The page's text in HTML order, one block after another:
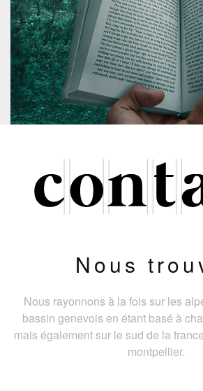
Nous
Nous rayonnons à la fois sur les
bassin genevois en étant basé à
mais également sur le sud de la
montpellier.